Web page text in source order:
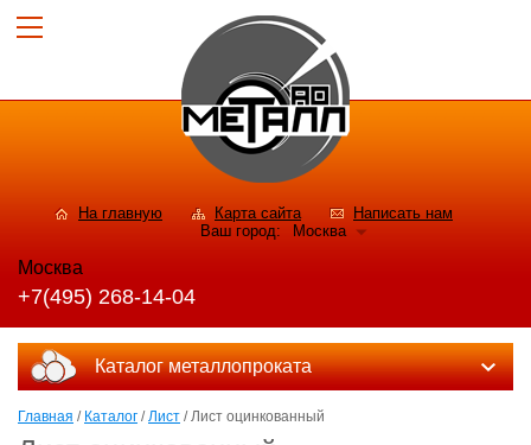
На главную Карта сайта
Написать нам
Ваш город:
Москва
Москва
+7(495) 268-14-04
Каталог металлопроката
Главная / Каталог /Лист / Лист оцинкованный